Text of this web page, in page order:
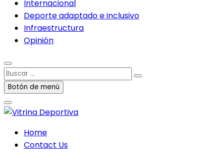
Internacional
Deporte adaptado e inclusivo
Infraestructura
Opinión
Buscar
…Botón de menú
Home
Contact Us